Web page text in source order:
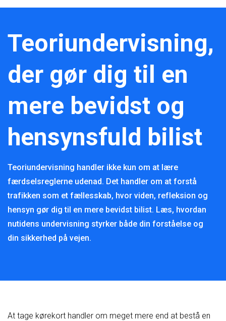
Teoriundervisning,
der gør dig til en
mere bevidst og
hensynsfuld bilist
Teoriundervisning handler ikke kun om at lære
færdselsreglerne udenad. Det handler om at forstå
trafikken som et fællesskab, hvor viden, refleksion og
hensyn gør dig til en mere bevidst bilist. Læs, hvordan
nutidens undervisning styrker både din forståelse og
din sikkerhed på vejen.
At tage kørekort handler om meget mere end at bestå en